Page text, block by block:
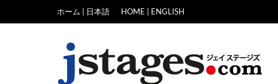
ホーム | 日本語 HOME | ENGLISH